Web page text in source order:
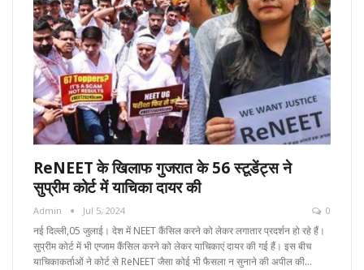
ReNEET के खिलाफ गुजरात के 56 स्टूडेंट्स ने
सुप्रीम कोर्ट में याचिका दायर की
Admin Jul 5, 2024 0
नई दिल्ली,05 जुलाई। देश में NEET कैंसिल करने को लेकर लगातार प्रदर्शन हो रहे हैं।
सुप्रीम कोर्ट में भी एग्जाम कैंसिल करने को लेकर याचिकाएं दायर की गई हैं। इस बीच
याचिकाकर्ताओं ने कोर्ट से ReNEET जैसा कोई भी फैसला न सुनाने की अपील की…